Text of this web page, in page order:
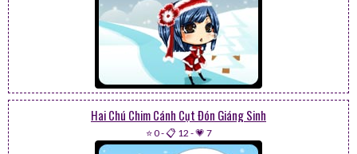
Hai Chú Chim Cánh Cụt Đón Giáng Sinh
⭐ 0-📋 12 -💗 7